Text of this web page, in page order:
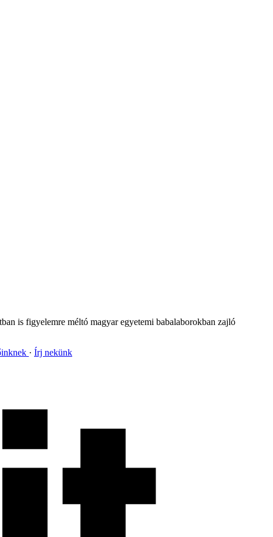
is figyelemre méltó magyar egyetemi babalaborokban zajló
Írj nekünk